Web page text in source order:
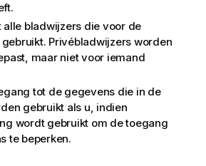
alle bladwijzers die voor de
Privébladwijzers worden
maar niet voor iemand
tot de gegevens die in de
gebruikt als u, indien
wordt gebruikt om de toegang
te beperken.